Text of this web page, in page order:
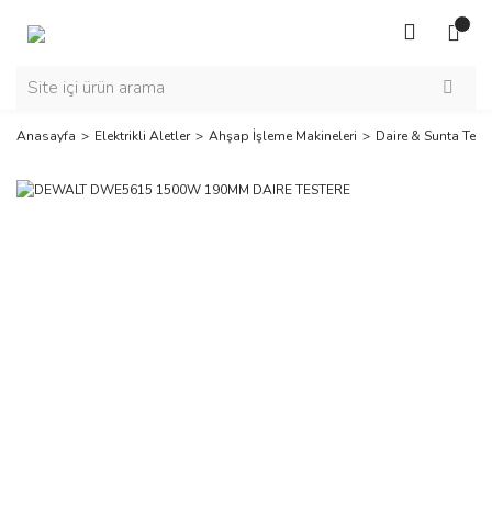
Anasayfa Elektrikli Aletler Ahşap İşleme Makineleri Daire & Sunta